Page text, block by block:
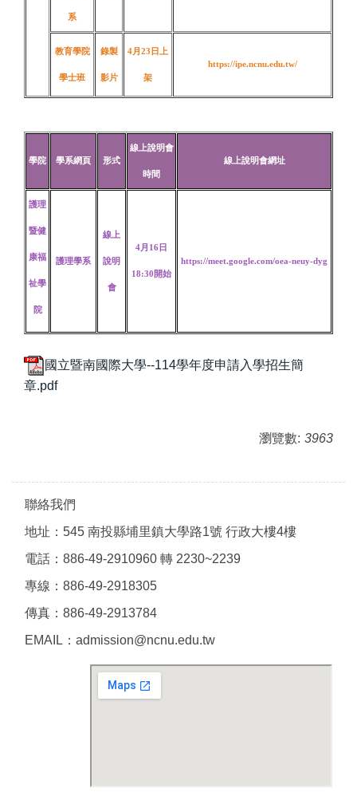
系
教育學院
學士班
錄製
影片
4月23日上
架
https://ipe.ncnu.edu.tw/
學院 學系網頁 形式
線上說明會
時間
線上說明會網址
護理
暨健
康福
祉學
院
護理學系
線上
說明
會
4月16日
18:30開始
https://meet.google.com/oea-neuy-dyg
國立暨南國際大學--114學年度申請入學招生簡
章.pdf
瀏覽數: 3963
聯絡我們
地址：545 南投縣埔里鎮大學路1號 行政大樓4樓
電話：886-49-2910960 轉 2230~2239
專線：886-49-2918305
傳真：886-49-2913784
EMAIL：admission@ncnu.edu.tw